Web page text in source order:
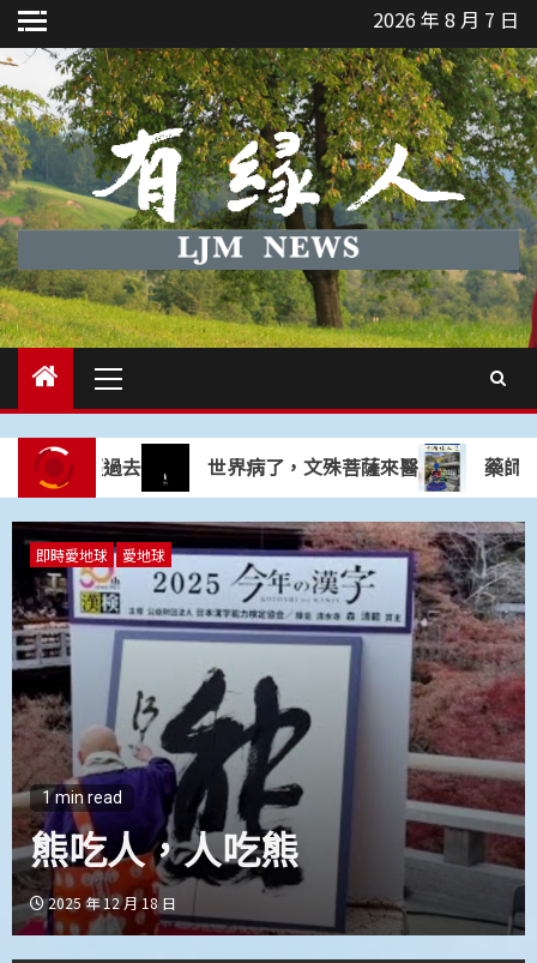
Skip
to
content
2026 年 8 月 7 日
Menu
惱已經過去 世界病了，文殊菩薩來醫 藥師佛
即時愛地球 愛地球
1 min read
大白鯊現生命奧秘
2025 年 8 月 19 日
3
在覺性上無一立錐之地
4
止惡行善的導航系統
5
心道法師：禪就是禪